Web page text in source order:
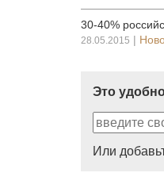
30-40%
28.05.2015 |
Это
Или